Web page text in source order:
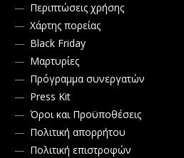
Περιπτώσεις χρήσης
Χάρτης πορείας
Black Friday
Μαρτυρίες
Πρόγραμμα συνεργατών
Press Kit
Όροι και Προϋποθέσεις
Πολιτική απορρήτου
Πολιτική επιστροφών